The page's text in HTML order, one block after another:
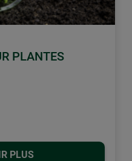
PLANTES
PLUS